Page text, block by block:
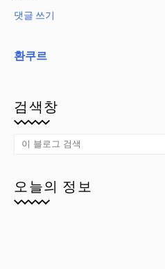
댓글 쓰기
환쿠르
검색창
오늘의 정보